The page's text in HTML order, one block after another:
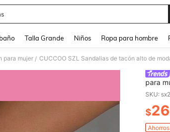
Talla Grande Niños Ropa para hombre
para mujer / CUCCOO SZL Sandalias de tacón alto de
para
SKU:
$26